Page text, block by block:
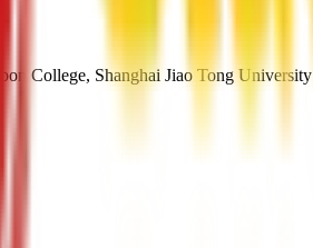
College, Shanghai Jiao Tong University